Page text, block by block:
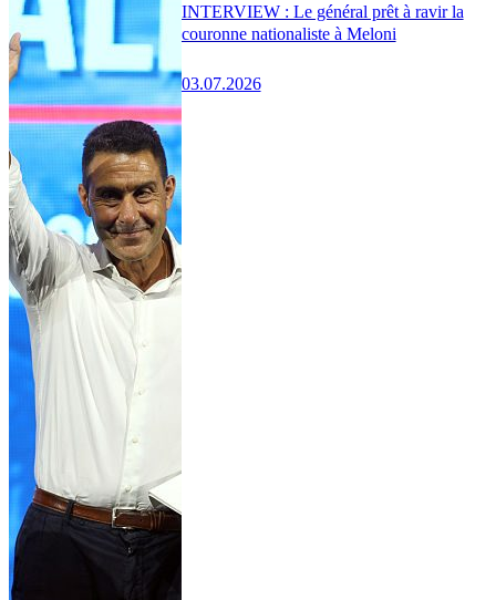
INTERVIEW : Le général prêt à ravir la
couronne nationaliste à Meloni
03.07.2026